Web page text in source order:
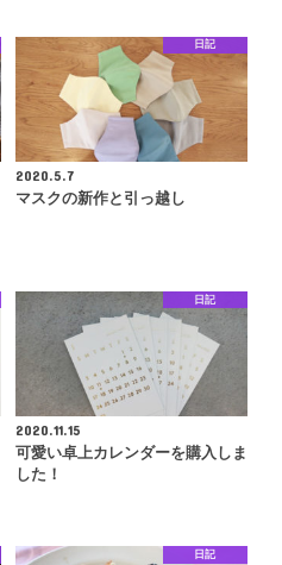
日記
2020.5.7
マスクの新作と引っ越し
日記
2020.11.15
可愛い卓上カレンダーを購入しま
した！
日記